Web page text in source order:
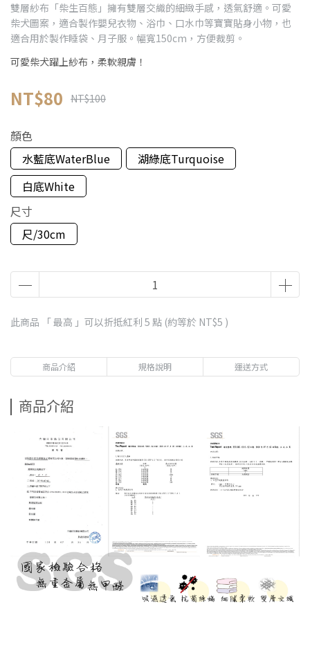
雙層紗布「柴生百態」擁有雙層交織的細緻手感，透氣舒適。可愛
柴犬圖案，適合製作嬰兒衣物、浴巾、口水巾等寶寶貼身小物，也
適合用於製作睡袋、月子服。幅寬150cm，方便裁剪。
可愛柴犬躍上紗布，柔軟親膚！
NT$80 NT$100
顏色
水藍底WaterBlue
湖綠底Turquoise
白底White
尺寸
尺/30cm
此商品 「 最高 」可以折抵紅利 5 點 (約等於 NT$5 )
商品介紹 規格說明 運送方式
商品介紹